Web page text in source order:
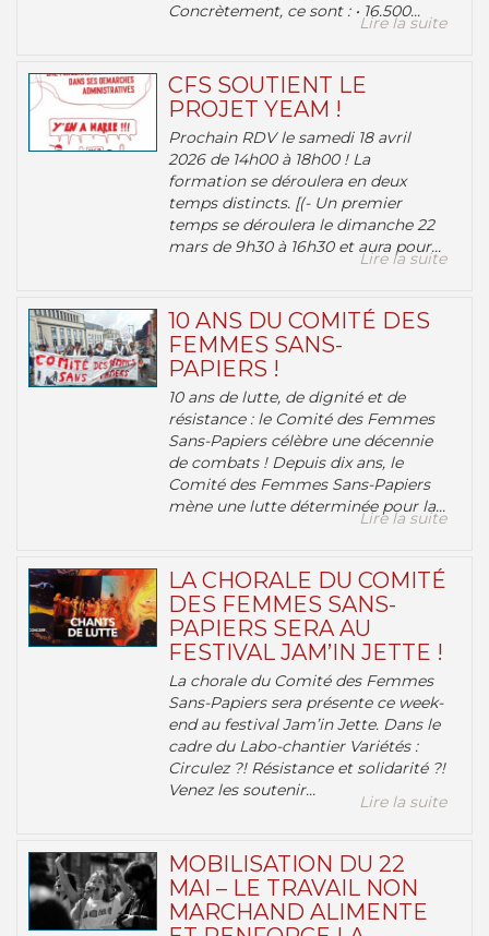
Concrètement, ce sont : • 16.500...
Lire la suite
CFS SOUTIENT LE
PROJET YEAM !
Prochain RDV le samedi 18 avril
2026 de 14h00 à 18h00 ! La
formation se déroulera en deux
temps distincts. [(- Un premier
temps se déroulera le dimanche 22
mars de 9h30 à 16h30 et aura pour...
Lire la suite
10 ANS DU COMITÉ DES
FEMMES SANS-
PAPIERS !
10 ans de lutte, de dignité et de
résistance : le Comité des Femmes
Sans-Papiers célèbre une décennie
de combats ! Depuis dix ans, le
Comité des Femmes Sans-Papiers
mène une lutte déterminée pour la...
Lire la suite
LA CHORALE DU COMITÉ
DES FEMMES SANS-
PAPIERS SERA AU
FESTIVAL JAM’IN JETTE !
La chorale du Comité des Femmes
Sans-Papiers sera présente ce week-
end au festival Jam’in Jette. Dans le
cadre du Labo-chantier Variétés :
Circulez ?! Résistance et solidarité ?!
Venez les soutenir...
Lire la suite
MOBILISATION DU 22
MAI – LE TRAVAIL NON
MARCHAND ALIMENTE